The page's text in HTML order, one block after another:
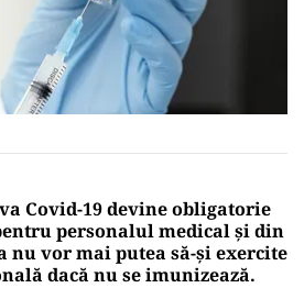
Covid-19 devine obligatorie
personalul medical şi din
nu vor mai putea să-şi exercite
dacă nu se imunizează.